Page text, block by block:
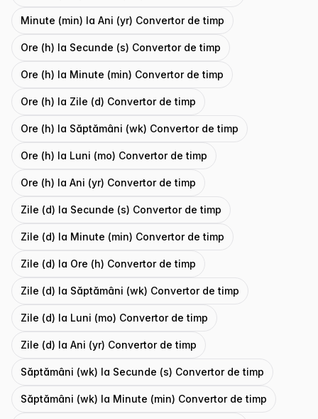
Minute (min) la Ani (yr) Convertor de timp
Ore (h) la Secunde (s) Convertor de timp
Ore (h) la Minute (min) Convertor de timp
Ore (h) la Zile (d) Convertor de timp
Ore (h) la Săptămâni (wk) Convertor de timp
Ore (h) la Luni (mo) Convertor de timp
Ore (h) la Ani (yr) Convertor de timp
Zile (d) la Secunde (s) Convertor de timp
Zile (d) la Minute (min) Convertor de timp
Zile (d) la Ore (h) Convertor de timp
Zile (d) la Săptămâni (wk) Convertor de timp
Zile (d) la Luni (mo) Convertor de timp
Zile (d) la Ani (yr) Convertor de timp
Săptămâni (wk) la Secunde (s) Convertor de timp
Săptămâni (wk) la Minute (min) Convertor de timp